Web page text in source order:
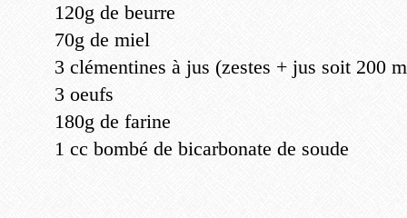
120g de beurre
70g de miel
3 clémentines à jus (zestes + jus soit 200
3 oeufs
180g de farine
1 cc bombé de bicarbonate de soude